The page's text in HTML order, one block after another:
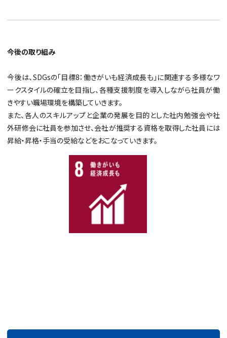
今後の取り組み
今後は、SDGsの「目標8：働きがいも経済成長も」に関連する多様なワ
ークスタイルの確立を目指し、各種支援制度を導入しながら社員が働
きやすい職場環境を構築していきます。
また、各人のスキルアップと企業の発展を目的とした社内勉強会や社
外研修会に社員を参加させ、会社が推奨する資格を取得した社員には
昇給・昇格・手当の受給などをおこなっていきます。